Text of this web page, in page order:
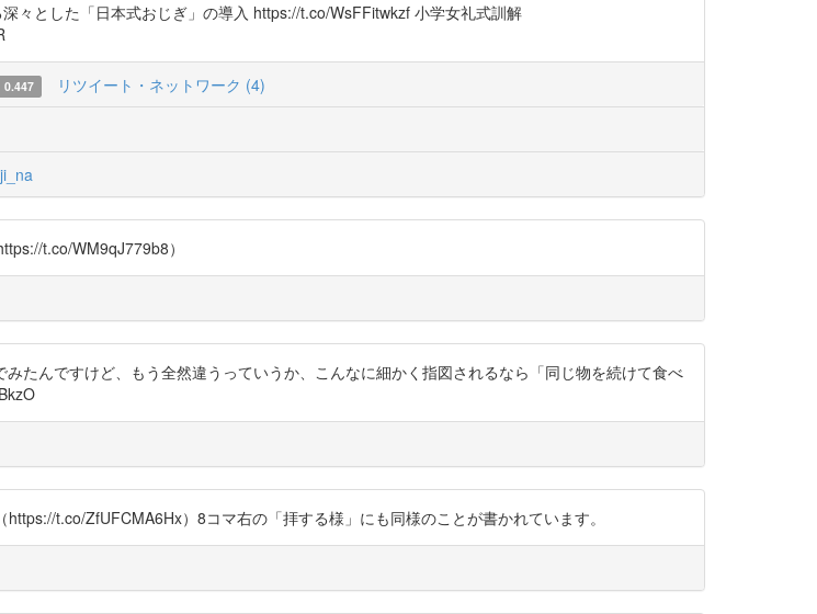
々とした「日本式おじぎ」の導入 https://t.co/WsFFitwkzf 小学女礼式訓解
0.447 リツイート・ネットワーク (4)
t.co/WM9qJ779b8）
たんですけど、もう全然違うっていうか、こんなに細かく指図されるなら「同じ物を続けて食べ
t.co/ZfUFCMA6Hx）8コマ右の「拝する様」にも同様のことが書かれています。